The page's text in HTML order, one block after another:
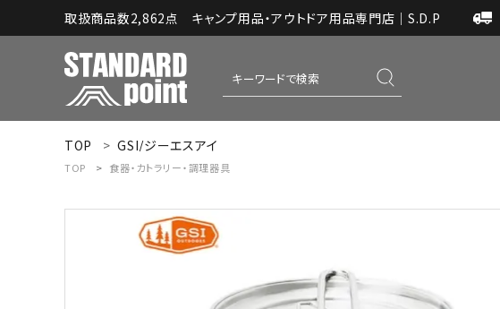
取扱商品数2,862点 キャンプ用品・アウトドア用品専門店｜S.D.P
person 新規会員登録
TOP GSI/ジーエスアイ
TOP 食器・カトラリー・調理器具